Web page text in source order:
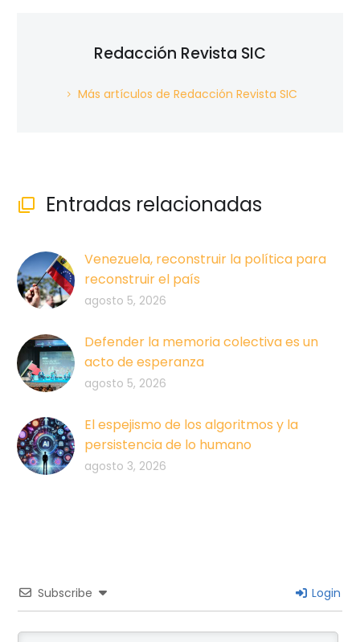
Redacción Revista SIC
Más artículos de Redacción Revista SIC
 Entradas relacionadas
Venezuela, reconstruir la política para
reconstruir el país
agosto 5, 2026
Defender la memoria colectiva es un
acto de esperanza
agosto 5, 2026
El espejismo de los algoritmos y la
persistencia de lo humano
agosto 3, 2026
Subscribe Login